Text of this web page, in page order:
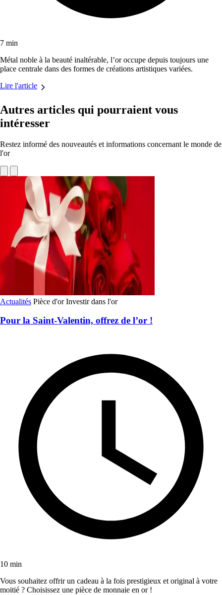
7 min
Métal noble à la beauté inaltérable, l’or occupe depuis toujours une
place centrale dans des formes de créations artistiques variées.
Lire l'article
Autres articles qui pourraient vous
intéresser
Restez informé des nouveautés et informations concernant le monde de
l'or
Actualités Pièce d'or Investir dans l'or
Pour la Saint-Valentin, offrez de l’or !
10 min
Vous souhaitez offrir un cadeau à la fois prestigieux et original à votre
moitié ? Choisissez une pièce de monnaie en or !